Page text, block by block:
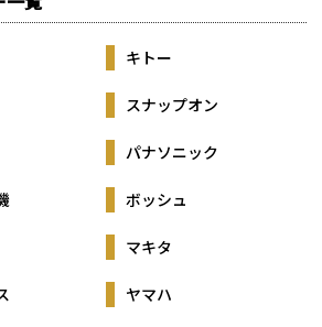
キトー
スナップオン
パナソニック
ボッシュ
マキタ
ヤマハ